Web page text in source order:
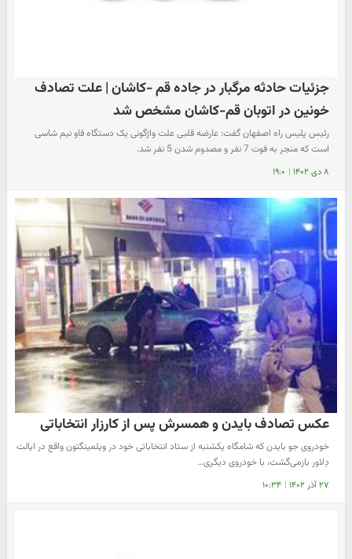
جزئیات حادثه مرگبار در جاده قم -کاشان | علت تصادف
خونین در اتوبان قم‌-کاشان مشخص شد
رئیس پلیس راه اصفهان گفت: عارضه قلبی علت واژگونی یک دستگاه فاو نیم شاسی
است که منجر به فوت 7 نفر و مصدوم شدن 5 نفر شد.
۸ دی ۱۴۰۲ | ۱۹:۰
عکس تصادف بایدن و همسرش پس از کارزار انتخاباتی
خودروی جو بایدن که شامگاه یکشنبه از ستاد انتخاباتی خود در ویلمینگتون واقع در ایالت
دِلاور بازمی‌گشت، با خودروی دیگری…
۲۷ آذر ۱۴۰۲ | ۱۰:۳۴